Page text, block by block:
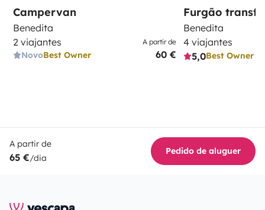
Campervan
Benedita
2 viajantes
NovoBest Owner
A partir de
60 €
Furgão
Benedita
4 viajantes
5,0Best Owner
A partir de
65 €/dia
Pedido de aluguer